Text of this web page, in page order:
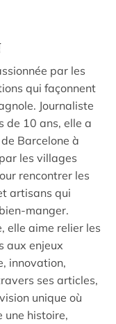
par les
qui façonnent
Journaliste
de 10 ans, elle a
Barcelone à
les villages
rencontrer les
artisans qui
manger.
elle aime relier les
aux enjeux
innovation,
ses articles,
unique où
une histoire,